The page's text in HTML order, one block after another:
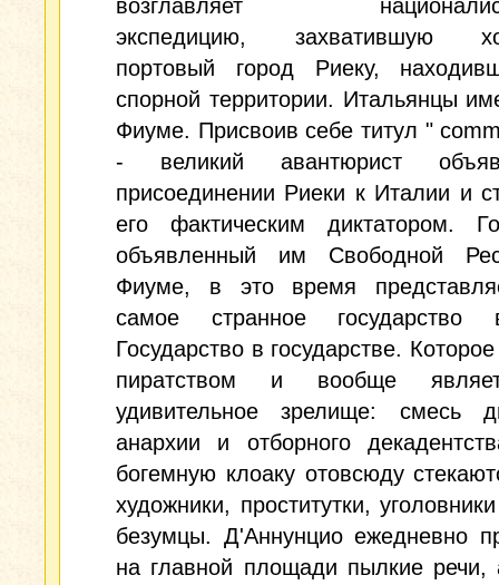
возглавляет
экспедицию, захватившую
портовый город Риеку,
спорной территории. Итальянцы
Фиуме. Присвоив себе титул "
- великий авантюрист
присоединении Риеки к Италии и
его фактическим диктатором.
объявленный им Свободной
Фиуме, в это время
самое странное
Государство в государстве.
пиратством и вообще
удивительное зрелище: смесь
анархии и отборного
богемную клоаку отовсюду
художники, проститутки,
безумцы. Д'Аннунцио ежедневно
на главной площади пылкие речи,